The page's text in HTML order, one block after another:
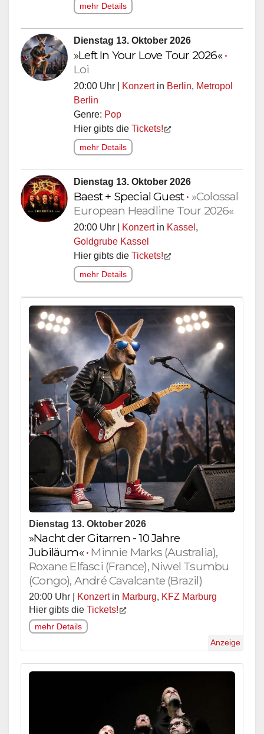
mehr Details
Dienstag 13. Oktober 2026
»Left In Your Love Tour 2026«•
Loi
20:00 Uhr | Konzertin Berlin, Metropol
Berlin
Genre: Pop
Hier gibts die Tickets!
mehr Details
Dienstag 13. Oktober 2026
Baest + Special Guest• »Colossal
European Headline Tour 2026«
20:00 Uhr | Konzertin Kassel ,
Goldgrube Kassel
Hier gibts die Tickets!
mehr Details
Dienstag 13. Oktober 2026
»Nacht der Gitarren - 10 Jahre
Jubiläum«• Minnie Marks (Australia),
Roxane Elfasci (France), Niwel Tsumbu
(Congo), André Cavalcante (Brazil)
20:00 Uhr | Konzertin Marburg, KFZ Marburg
Hier gibts die Tickets!
mehr Details
Anzeige